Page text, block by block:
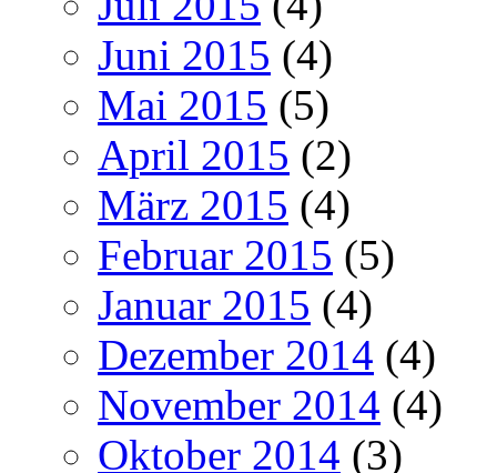
Juni 2015 (4)
Mai 2015 (5)
April 2015 (2)
März 2015 (4)
Februar 2015 (5)
Januar 2015 (4)
Dezember 2014 (4)
November 2014 (4)
Oktober 2014 (3)